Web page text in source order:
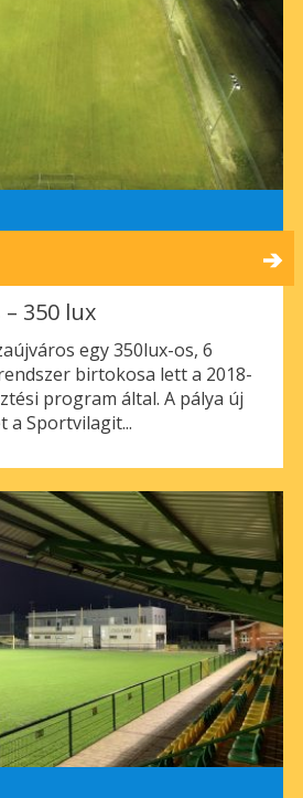
350 lux
egy 350lux-os, 6
birtokosa lett a 2018-
program által. A pálya új
a Sportvilagit...